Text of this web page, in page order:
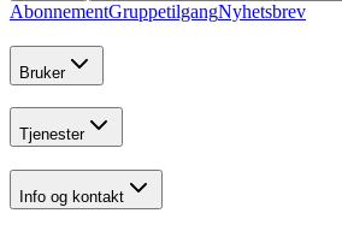
AbonnementGruppetilgangNyhetsbrev
Bruker
Tjenester
Info og kontakt